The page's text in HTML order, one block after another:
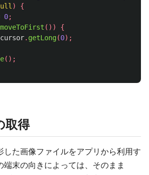
)
{
0;
moveToFirst ())
{
cursor. getLong(0);
();
取得
した画像ファイルをアプリから利用す
端末の向きによっては、そのまま